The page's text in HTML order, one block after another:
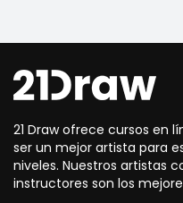
21 Draw ofrece cursos en
ser un mejor artista para
niveles. Nuestros artistas
instructores son los